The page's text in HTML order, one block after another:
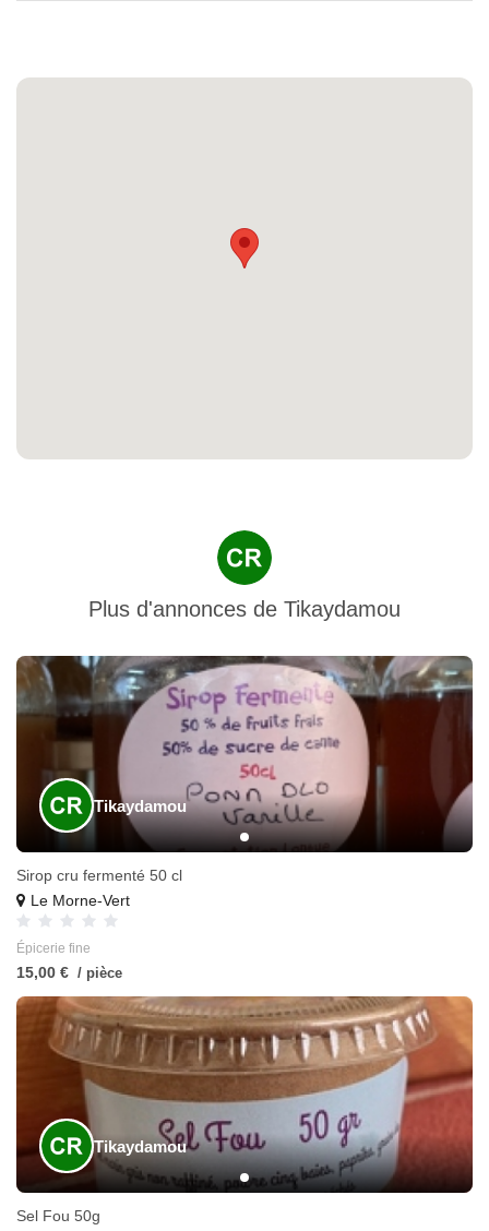
Plus d'annonces de Tikaydamou
Tikaydamou
Sirop cru fermenté 50 cl
Le Morne-Vert
Épicerie fine
15,00 € / pièce
Tikaydamou
Sel Fou 50g